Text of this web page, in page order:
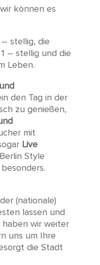
können es
stellig, die
– stellig und die
Leben.
den Tag in der
zu genießen,
mit
Live
Style
(nationale)
lassen und
haben wir weiter
uns um Ihre
die Stadt